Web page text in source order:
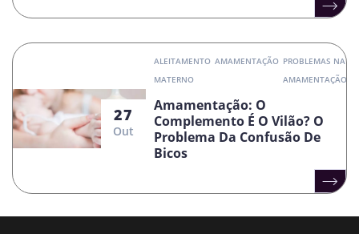
27
Out
ALEITAMENTO
MATERNO
AMAMENTAÇÃO PROBLEMAS NA
AMAMENTAÇÃO
Amamentação: O
Complemento É O Vilão? O
Problema Da Confusão De
Bicos